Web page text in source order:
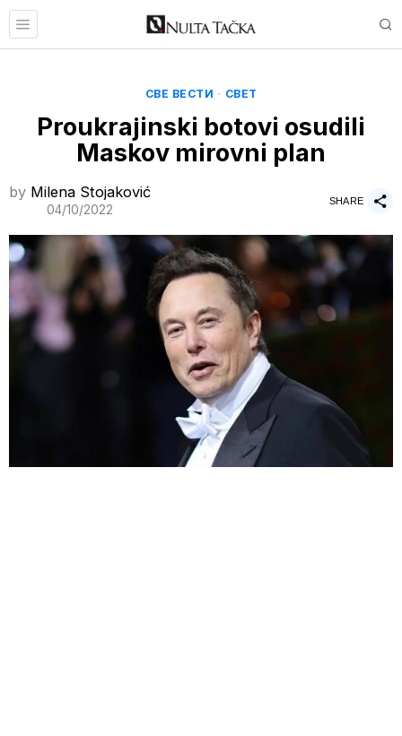
СВЕ ВЕСТИ · СВЕТ
Proukrajinski botovi osudili
Maskov mirovni plan
by Milena Stojaković
04/10/2022
SHARE